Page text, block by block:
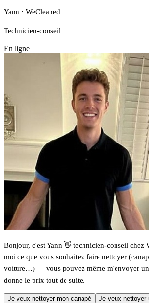
Yann · WeCleaned
Technicien-conseil
En ligne
Bonjour, c'est Yann 👋 technicien-conseil chez
moi ce que vous souhaitez faire nettoyer
voiture…) — vous pouvez même m'envoyer
donne le prix tout de suite.
Je veux nettoyer mon canapé
Je veux nettoyer